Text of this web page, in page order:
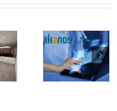
en la
iniciativa
GAIA y